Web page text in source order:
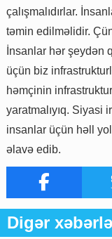
çalışmalıdırlar.
təmin edilməlidir.
İnsanlar hər şeydən
üçün biz
həmçinin
yaratmalıyıq. Siyasi
insanlar üçün həll
əlavə edib.
Digər